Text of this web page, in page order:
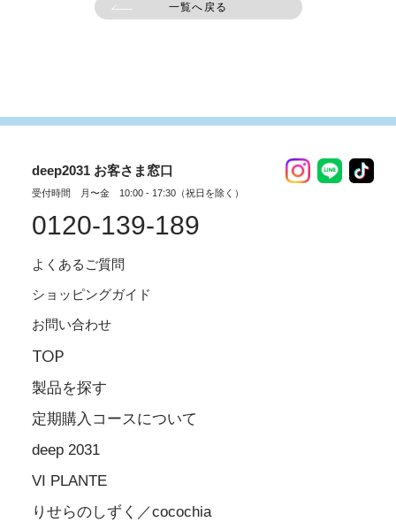
一覧へ戻る
deep2031 お客さま窓口
受付時間 月〜金 10:00 - 17:30（祝日を除く）
0120-139-189
よくあるご質問
ショッピングガイド
お問い合わせ
TOP
製品を探す
定期購入コースについて
deep 2031
VI PLANTE
りせらのしずく／cocochia